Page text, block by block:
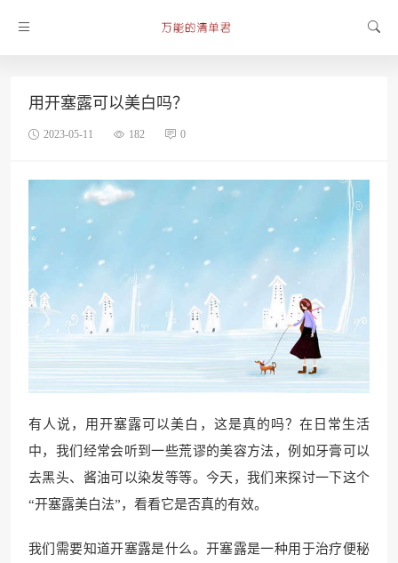
用开塞露可以美白吗？
2023-05-11 182 0
有人说，用开塞露可以美白，这是真的吗？在日常生活
中，我们经常会听到一些荒谬的美容方法，例如牙膏可以
去黑头、酱油可以染发等等。今天，我们来探讨一下这个
“开塞露美白法”，看看它是否真的有效。
我们需要知道开塞露是什么。开塞露是一种用于治疗便秘